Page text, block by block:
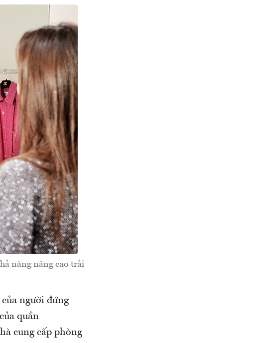
năng nâng cao trải
người đứng
quần
cung cấp phòng